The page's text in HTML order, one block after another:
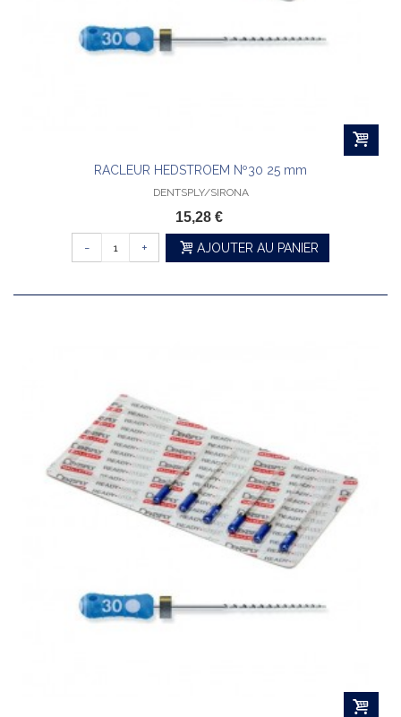
RACLEUR HEDSTROEM Nº30 25 mm
DENTSPLY/SIRONA
15,28 €
- + AJOUTER AU PANIER